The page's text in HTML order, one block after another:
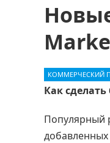
КОММЕРЧЕСКИЙ
Как
Популярный